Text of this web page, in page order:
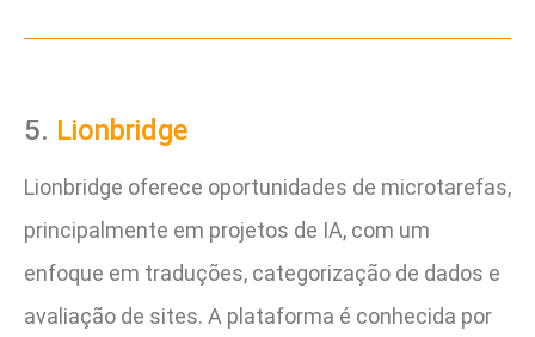
5. Lionbridge
Lionbridge oferece oportunidades de microtarefas,
principalmente em projetos de IA, com um
enfoque em traduções, categorização de dados e
avaliação de sites. A plataforma é conhecida por